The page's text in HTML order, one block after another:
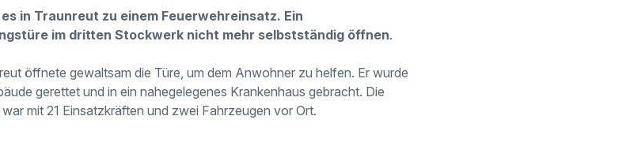
es in Traunreut zu einem Feuerwehreinsatz. Ein
im dritten Stockwerk nicht mehr selbstständig öffnen.
öffnete gewaltsam die Türe, um dem Anwohner zu helfen. Er wurde
gerettet und in ein nahegelegenes Krankenhaus gebracht. Die
mit 21 Einsatzkräften und zwei Fahrzeugen vor Ort.